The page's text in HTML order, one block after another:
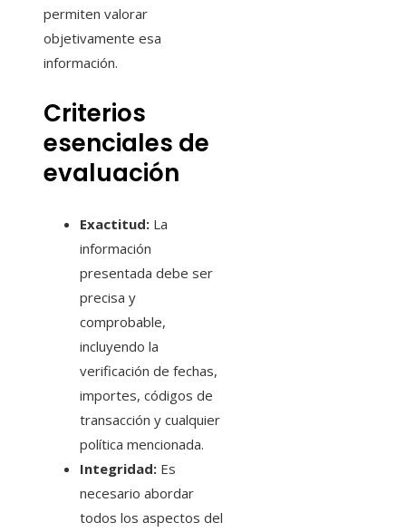
permiten valorar
objetivamente esa
información.
Criterios
esenciales de
evaluación
Exactitud: La
información
presentada debe ser
precisa y
comprobable,
incluyendo la
verificación de fechas,
importes, códigos de
transacción y cualquier
política mencionada.
Integridad: Es
necesario abordar
todos los aspectos del